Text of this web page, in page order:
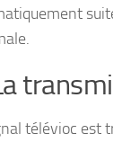
télévioc est